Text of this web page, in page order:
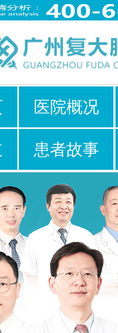
医院概况
患者故事